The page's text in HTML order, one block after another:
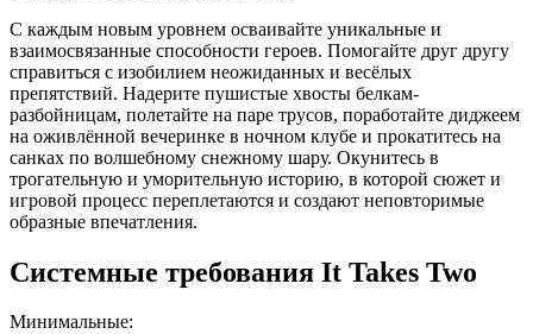
С каждым новым уровнем осваивайте уникальные и
взаимосвязанные способности героев. Помогайте друг другу
справиться с изобилием неожиданных и весёлых
препятствий. Надерите пушистые хвосты белкам-
разбойницам, полетайте на паре трусов, поработайте диджеем
на оживлённой вечеринке в ночном клубе и прокатитесь на
санках по волшебному снежному шару. Окунитесь в
трогательную и уморительную историю, в которой сюжет и
игровой процесс переплетаются и создают неповторимые
образные впечатления.
Системные требования It Takes Two
Минимальные: